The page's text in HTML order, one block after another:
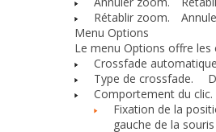
Rétablir zoom.
Menu Options
Le menu Options offre les
Crossfade
Type de crossfade.
Comportement du clic.
Fixation de la
gauche de la